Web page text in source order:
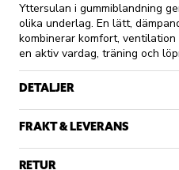
Yttersulan i gummiblandning
olika underlag. En lätt,
kombinerar komfort,
en aktiv vardag, träning och
DETALJER
FRAKT & LEVERANS
RETUR